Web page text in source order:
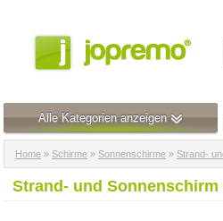
Alle Kategorien anzeigen
Home » Schirme » Sonnenschirme » Strand-
Strand- und Sonnenschirm